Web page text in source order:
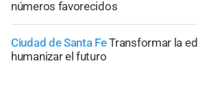
números favorecidos
Ciudad de Santa FeTransformar la
humanizar el futuro